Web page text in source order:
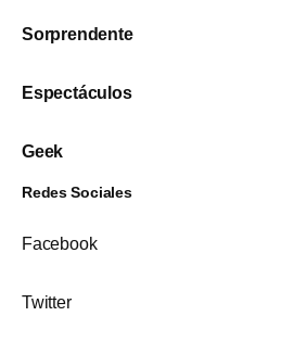
Sorprendente
Espectáculos
Geek
Redes Sociales
Facebook
Twitter